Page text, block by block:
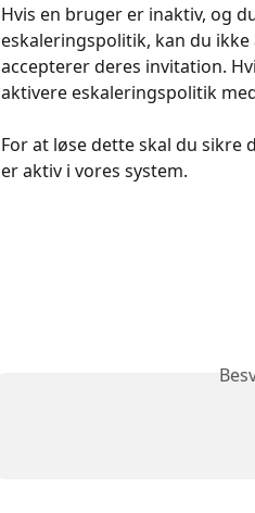
Hvis en bruger er inaktiv, og
eskaleringspolitik, kan du
accepterer deres invitation.
aktivere eskaleringspolitik
For at løse dette skal du
er aktiv i vores system.